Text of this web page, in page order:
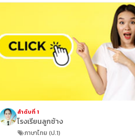
ลำดับที่ 1
โรงเรียนลูกช้าง
ภาษาไทย (ป.1)